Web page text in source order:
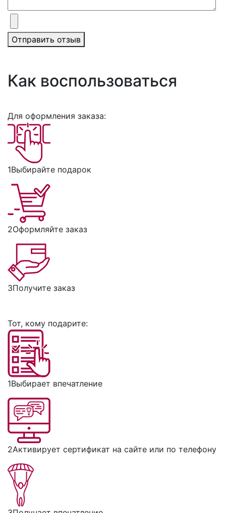
Отправить отзыв
Как воспользоваться
Для оформления заказа:
1Выбирайте подарок
2Оформляйте заказ
3Получите заказ
Тот, кому подарите:
1Выбирает впечатление
2Активирует сертификат на сайте или по телефону